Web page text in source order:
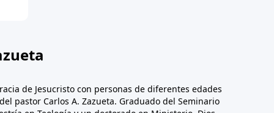
de Jesucristo con personas de diferentes edades
pastor Carlos A. Zazueta. Graduado del Seminario